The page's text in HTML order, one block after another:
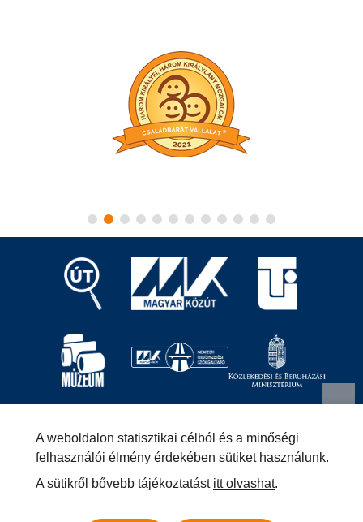
1024 Budapest, Fényes
Elek utca 7-13.
+36 (1) 819-9000 info@kozut.hu
MKNZRT (KRID: 153207128) Hivatali Kapu
A weboldalon statisztikai célból és a minőségi
felhasználói élmény érdekében sütiket használunk.
A sütikről bővebb tájékoztatást itt olvashat.